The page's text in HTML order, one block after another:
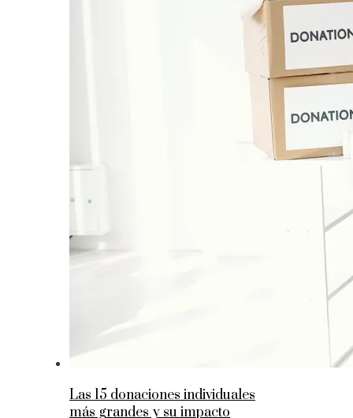
Las 15 donaciones individuales
más grandes y su impacto